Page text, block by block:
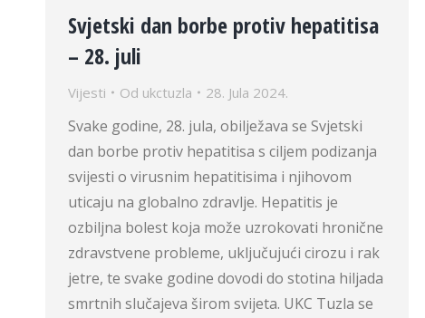
Svjetski dan borbe protiv hepatitisa
– 28. juli
Vijesti Od ukctuzla 28. Jula 2024.
Svake godine, 28. jula, obilježava se Svjetski
dan borbe protiv hepatitisa s ciljem podizanja
svijesti o virusnim hepatitisima i njihovom
uticaju na globalno zdravlje. Hepatitis je
ozbiljna bolest koja može uzrokovati hronične
zdravstvene probleme, uključujući cirozu i rak
jetre, te svake godine dovodi do stotina hiljada
smrtnih slučajeva širom svijeta. UKC Tuzla se